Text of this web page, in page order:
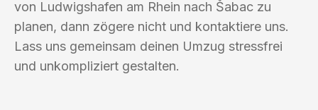
von Ludwigshafen am Rhein nach Šabac zu
planen, dann zögere nicht und kontaktiere uns.
Lass uns gemeinsam deinen Umzug stressfrei
und unkompliziert gestalten.